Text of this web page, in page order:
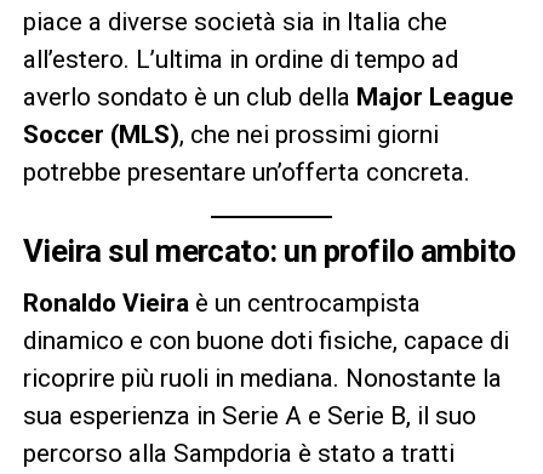
piace a diverse società sia in Italia che
all’estero. L’ultima in ordine di tempo ad
averlo sondato è un club della Major League
Soccer (MLS), che nei prossimi giorni
potrebbe presentare un’offerta concreta.
Vieira sul mercato: un profilo ambito
Ronaldo Vieiraè un centrocampista
dinamico e con buone doti fisiche, capace di
ricoprire più ruoli in mediana. Nonostante la
sua esperienza in Serie A e Serie B, il suo
percorso alla Sampdoria è stato a tratti